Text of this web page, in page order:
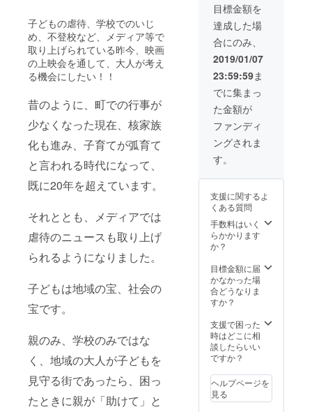
子どもの虐待、学校でのいじ
め、不登校など、メディア等で
取り上げられている昨今、映画
の上映会を通して、大人が考え
る機会にしたい！！
昔のように、町での行事が
少なくなった現在、核家族
化も進み、子育てが弧育て
と言われる時代になって、
既に20年を超えています。
それととも、メディアでは
虐待のニュースも取り上げ
られるようになりました。
子どもは地域の宝、社会の
宝です。
親のみ、学校のみではな
く、地域の大人が子どもを
見守る街であったら、困っ
たときに親が「助けて」と
目標金額を
達成した場
合にのみ、
2019/01/07
23:59:59ま
でに集まっ
た金額が
ファンディ
ングされま
す。
支援に関するよ
くある質問
手数料はいく
らかかります
か？
目標金額に届
かなかった場
合どうなりま
すか？
支援で困った
時はどこに相
談したらいい
ですか？
ヘルプページを
見る